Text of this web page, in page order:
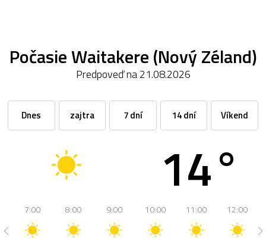
Počasie Waitakere (Nový Zéland)
Predpoveď na 21.08.2026
Dnes zajtra 7 dní 14 dní Víkend
14°
7:00 8:00 9:00 10:00 11:00 12:00